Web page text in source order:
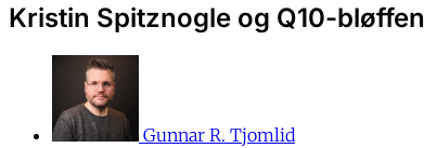
Kristin Spitznogle og Q10-bløffen
Gunnar R. Tjomlid